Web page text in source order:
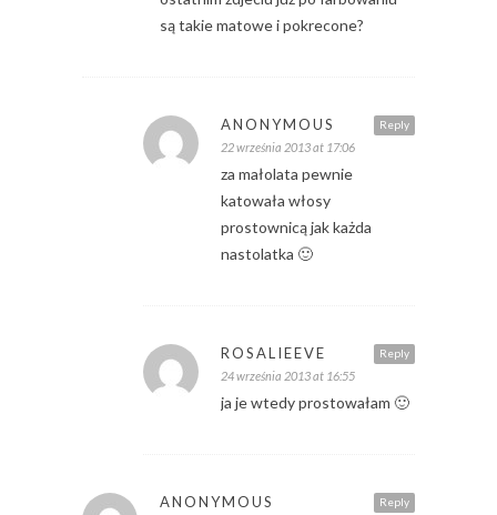
są takie matowe i pokrecone?
Reply
ANONYMOUS
22 września 2013 at 17:06
za małolata pewnie
katowała włosy
prostownicą jak każda
nastolatka 🙂
Reply
ROSALIEEVE
24 września 2013 at 16:55
ja je wtedy prostowałam 🙂
Reply
ANONYMOUS